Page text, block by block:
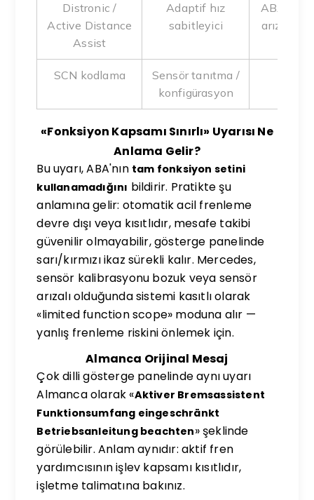
Distronic /
Active Distance
Assist
Adaptif hız
sabitleyici
ABA ile
arızada
SCN kodlama
Sensör tanıtma /
konfigürasyon
«Fonksiyon Kapsamı Sınırlı» Uyarısı Ne
Anlama Gelir?
Bu uyarı, ABA'nın tam fonksiyon setini
kullanamadığını bildirir. Pratikte şu
anlamına gelir: otomatik acil frenleme
devre dışı veya kısıtlıdır, mesafe takibi
güvenilir olmayabilir, gösterge panelinde
sarı/kırmızı ikaz sürekli kalır. Mercedes,
sensör kalibrasyonu bozuk veya sensör
arızalı olduğunda sistemi kasıtlı olarak
«limited function scope» moduna alır —
yanlış frenleme riskini önlemek için.
Almanca Orijinal Mesaj
Çok dilli gösterge panelinde aynı uyarı
Almanca olarak «Aktiver Bremsassistent
Funktionsumfang eingeschränkt
Betriebsanleitung beachten» şeklinde
görülebilir. Anlam aynıdır: aktif fren
yardımcısının işlev kapsamı kısıtlıdır,
işletme talimatına bakınız.